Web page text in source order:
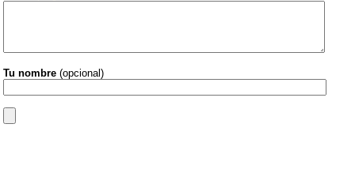
Tu nombre (opcional)